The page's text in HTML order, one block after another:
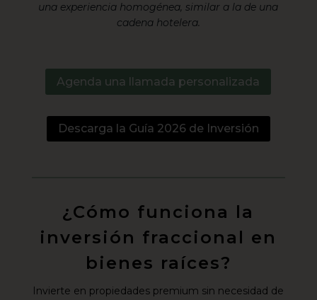
una experiencia homogénea, similar a la de una
cadena hotelera.
Agenda una llamada personalizada
Descarga la Guía 2026 de Inversión
¿Cómo funciona la
inversión fraccional en
bienes raíces?
Invierte en propiedades premium sin necesidad de